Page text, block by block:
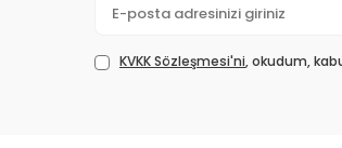
KVKK Sözleşmesi'ni, okudum,